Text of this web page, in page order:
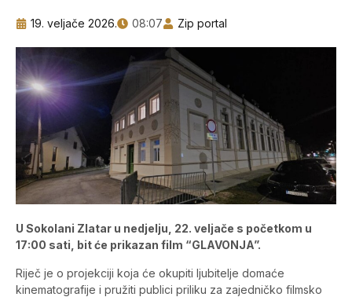
19. veljače 2026. 08:07 Zip portal
U Sokolani Zlatar u nedjelju, 22. veljače s početkom u
17:00 sati, bit će prikazan film “GLAVONJA”.
Riječ je o projekciji koja će okupiti ljubitelje domaće
kinematografije i pružiti publici priliku za zajedničko filmsko